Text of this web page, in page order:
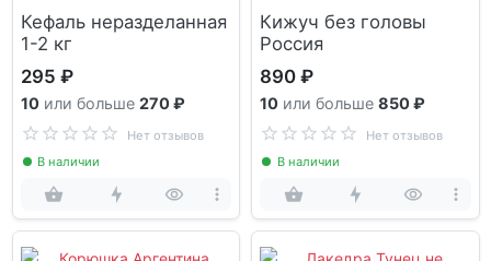
Кефаль неразделанная
1-2 кг
295 ₽
10или больше 270 ₽
Нет отзывов
В наличии
Кижуч без головы
Россия
890 ₽
10 или больше 850 ₽
Нет отзывов
В наличии